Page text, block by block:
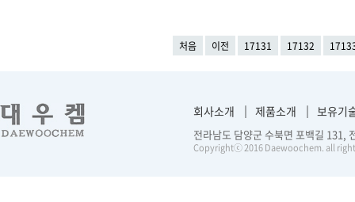
처음 이전 17131 17132
회사소개 제품소개 보유기
전라남도 담양군 수북면 포백길
Copyrightⓒ 2016 Daewoochem. all